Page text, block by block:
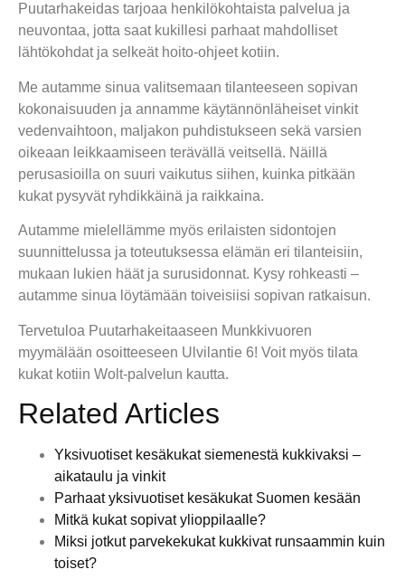
Puutarhakeidas tarjoaa henkilökohtaista palvelua ja
neuvontaa, jotta saat kukillesi parhaat mahdolliset
lähtökohdat ja selkeät hoito-ohjeet kotiin.
Me autamme sinua valitsemaan tilanteeseen sopivan
kokonaisuuden ja annamme käytännönläheiset vinkit
vedenvaihtoon, maljakon puhdistukseen sekä varsien
oikeaan leikkaamiseen terävällä veitsellä. Näillä
perusasioilla on suuri vaikutus siihen, kuinka pitkään
kukat pysyvät ryhdikkäinä ja raikkaina.
Autamme mielellämme myös erilaisten sidontojen
suunnittelussa ja toteutuksessa elämän eri tilanteisiin,
mukaan lukien häät ja surusidonnat. Kysy rohkeasti –
autamme sinua löytämään toiveisiisi sopivan ratkaisun.
Tervetuloa Puutarhakeitaaseen Munkkivuoren
myymälään osoitteeseen Ulvilantie 6! Voit myös tilata
kukat kotiin Wolt-palvelun kautta.
Related Articles
Yksivuotiset kesäkukat siemenestä kukkivaksi –
aikataulu ja vinkit
Parhaat yksivuotiset kesäkukat Suomen kesään
Mitkä kukat sopivat ylioppilaalle?
Miksi jotkut parvekekukat kukkivat runsaammin kuin
toiset?